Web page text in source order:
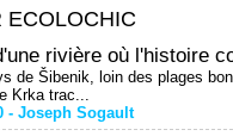
ECOLOCHIC
rivière où l'histoire
de Šibenik, loin des plages
Krka trac...
- Joseph Sogault